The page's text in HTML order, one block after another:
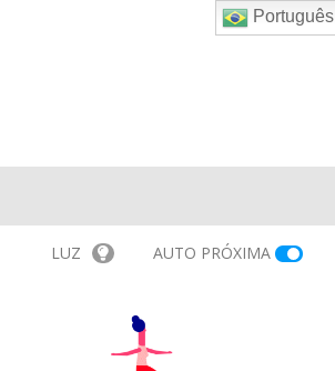
LUZ AUTO PRÓXIMA
Português